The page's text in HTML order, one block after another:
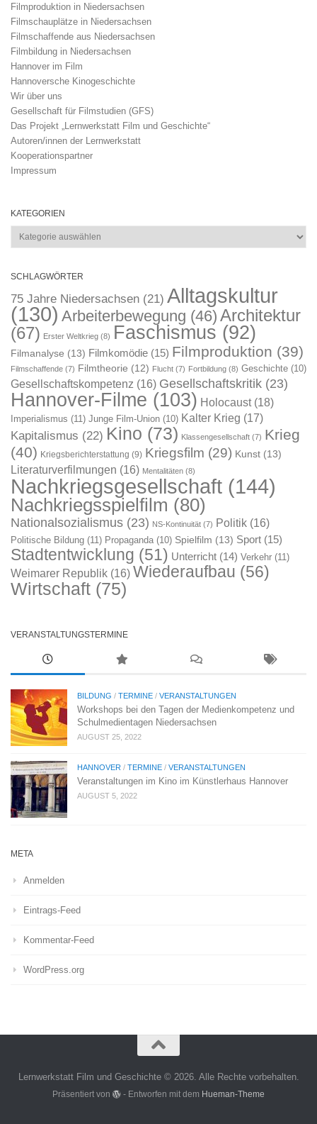
Filmproduktion in Niedersachsen
Filmschauplätze in Niedersachsen
Filmschaffende aus Niedersachsen
Filmbildung in Niedersachsen
Hannover im Film
Hannoversche Kinogeschichte
Wir über uns
Gesellschaft für Filmstudien (GFS)
Das Projekt „Lernwerkstatt Film und Geschichte“
Autoren/innen der Lernwerkstatt
Kooperationspartner
Impressum
KATEGORIEN
Kategorien
SCHLAGWÖRTER
75 Jahre Niedersachsen (21) Alltagskultur
(130) Arbeiterbewegung (46) Architektur
(67) Erster Weltkrieg (8) Faschismus (92)
Filmanalyse (13) Filmkomödie (15) Filmproduktion (39)
Filmschaffende (7) Filmtheorie (12) Flucht (7) Fortbildung (8) Geschichte (10)
Gesellschaftskompetenz (16) Gesellschaftskritik (23)
Hannover-Filme (103) Holocaust(18)
Imperialismus (11) Junge Film-Union (10) Kalter Krieg (17)
Kapitalismus (22) Kino (73) Klassengesellschaft (7) Krieg
(40) Kriegsberichterstattung (9) Kriegsfilm (29) Kunst (13)
Literaturverfilmungen (16) Mentalitäten (8)
Nachkriegsgesellschaft (144)
Nachkriegsspielfilm (80)
Nationalsozialismus (23) NS-Kontinuität (7) Politik (16)
Politische Bildung (11) Propaganda (10) Spielfilm (13) Sport (15)
Stadtentwicklung (51) Unterricht (14) Verkehr (11)
Weimarer Republik (16) Wiederaufbau (56)
Wirtschaft (75)
VERANSTALTUNGSTERMINE
BILDUNG / TERMINE / VERANSTALTUNGEN
Workshops bei den Tagen der Medienkompetenz und
Schulmedientagen Niedersachsen
AUGUST 25, 2022
HANNOVER / TERMINE / VERANSTALTUNGEN
Veranstaltungen im Kino im Künstlerhaus Hannover
AUGUST 5, 2022
META
Anmelden
Eintrags-Feed
Kommentar-Feed
WordPress.org
Lernwerkstatt Film und Geschichte © 2026. Alle Rechte vorbehalten.
Präsentiert von - Entworfen mit dem Hueman-Theme